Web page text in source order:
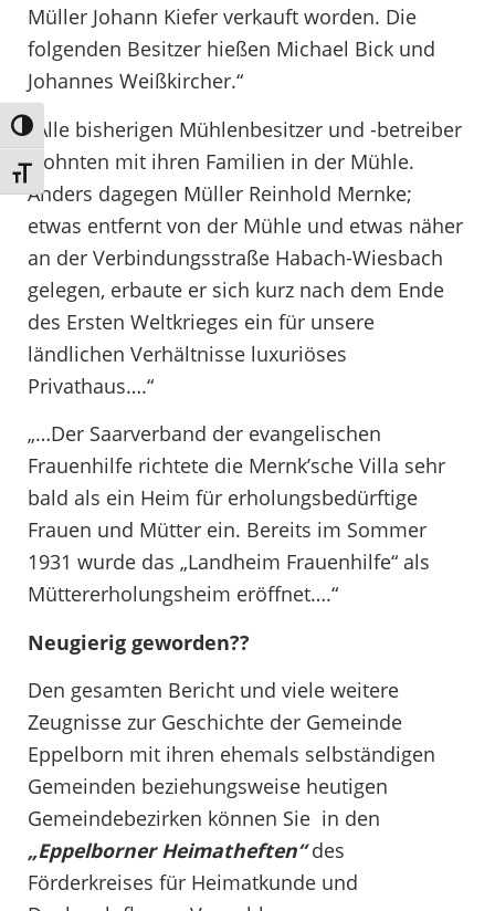
Umschalten auf hohe Kontraste
Schrift vergrößern
Müller Johann Kiefer verkauft worden. Die
folgenden Besitzer hießen Michael Bick und
Johannes Weißkircher.“
„Alle bisherigen Mühlenbesitzer und -betreiber
wohnten mit ihren Familien in der Mühle.
Anders dagegen Müller Reinhold Mernke;
etwas entfernt von der Mühle und etwas näher
an der Verbindungsstraße Habach-Wiesbach
gelegen, erbaute er sich kurz nach dem Ende
des Ersten Weltkrieges ein für unsere
ländlichen Verhältnisse luxuriöses
Privathaus….“
„…Der Saarverband der evangelischen
Frauenhilfe richtete die Mernk’sche Villa sehr
bald als ein Heim für erholungsbedürftige
Frauen und Mütter ein. Bereits im Sommer
1931 wurde das „Landheim Frauenhilfe“ als
Müttererholungsheim eröffnet….“
Neugierig geworden??
Den gesamten Bericht und viele weitere
Zeugnisse zur Geschichte der Gemeinde
Eppelborn mit ihren ehemals selbständigen
Gemeinden beziehungsweise heutigen
Gemeindebezirken können Sie in den
„Eppelborner Heimatheften“des
Förderkreises für Heimatkunde und